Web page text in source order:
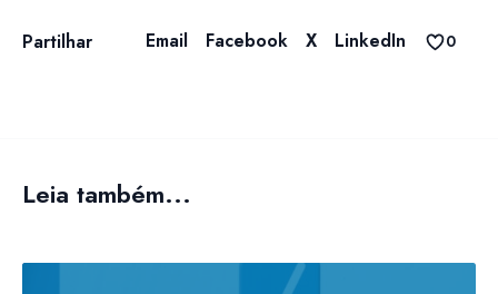
Partilhar Email Facebook X LinkedIn 0
Leia também...